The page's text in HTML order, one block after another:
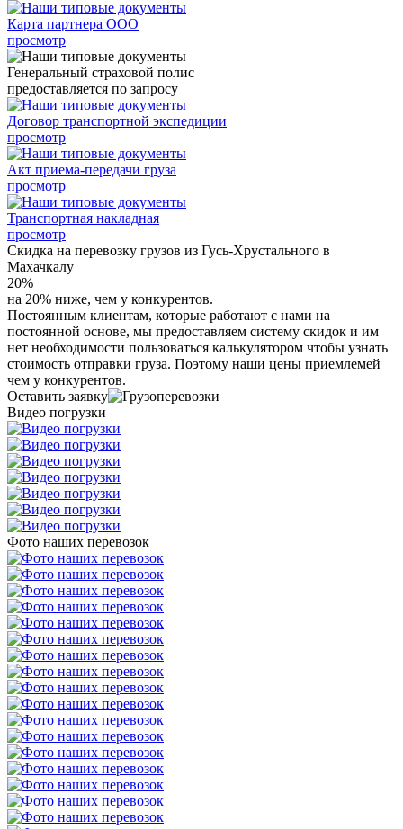
Карта партнера ООО
просмотр
Генеральный страховой полис
предоставляется по запросу
Договор транспортной экспедиции
просмотр
Акт приема-передачи груза
просмотр
Транспортная накладная
просмотр
Скидка на перевозку грузов из Гусь-Хрустального в
Махачкалу
20%
на 20% ниже, чем у конкурентов.
Постоянным клиентам, которые работают с нами на
постоянной основе, мы предоставляем систему скидок и им
нет необходимости пользоваться калькулятором чтобы узнать
стоимость отправки груза. Поэтому наши цены приемлемей
чем у конкурентов.
Оставить заявку
Видео погрузки
Фото наших перевозок